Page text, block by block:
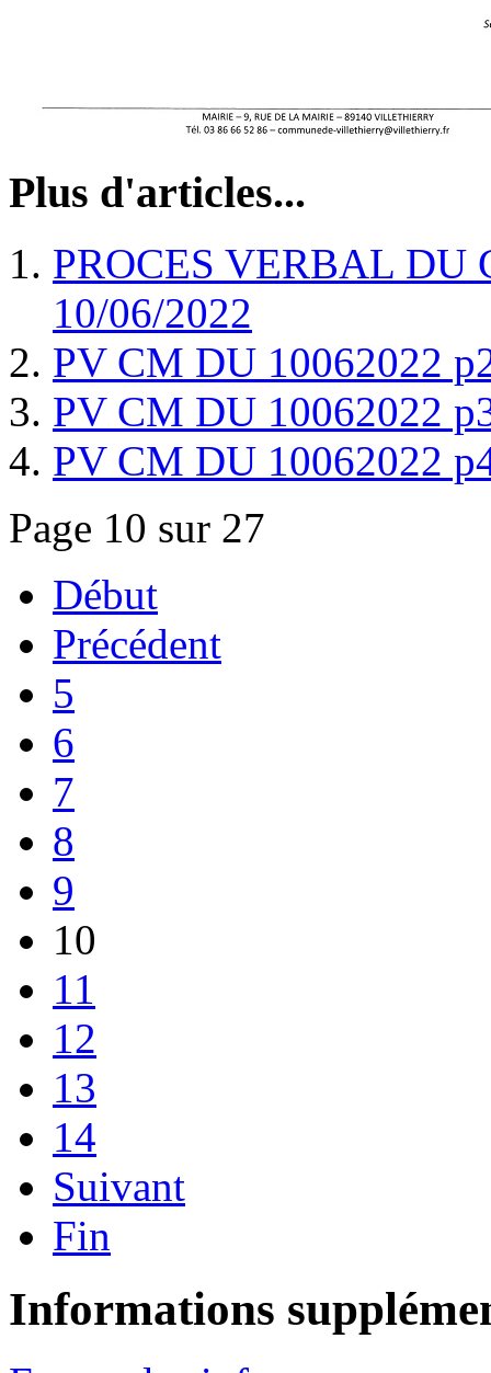
Plus d'articles...
PROCES VERBAL
10/06/2022
PV CM DU 10062022
PV CM DU 10062022
PV CM DU 10062022
Page 10 sur 27
Début
Précédent
5
6
7
8
9
10
11
12
13
14
Suivant
Fin
Informations